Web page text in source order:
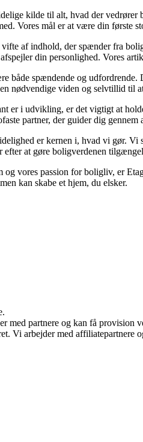
kilde til alt, hvad der vedrører
Vores mål er at være din første
af indhold, der spænder fra
din personlighed. Vores
både spændende og udfordrende.
nødvendige viden og selvtillid til
er i udvikling, er det vigtigt at
partner, der guider dig gennem
er kernen i, hvad vi gør.
at gøre boligverdenen
og vores passion for boligliv, er
kan skabe et hjem, du elsker.
med partnere og kan få provision
Vi arbejder med